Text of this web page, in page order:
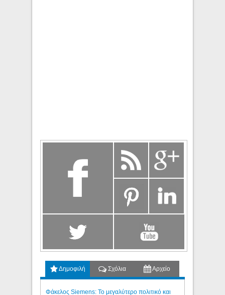
Δημοφιλή Σχόλια Αρχείο
Φάκελος Siemens: Το μεγαλύτερο πολιτικό και